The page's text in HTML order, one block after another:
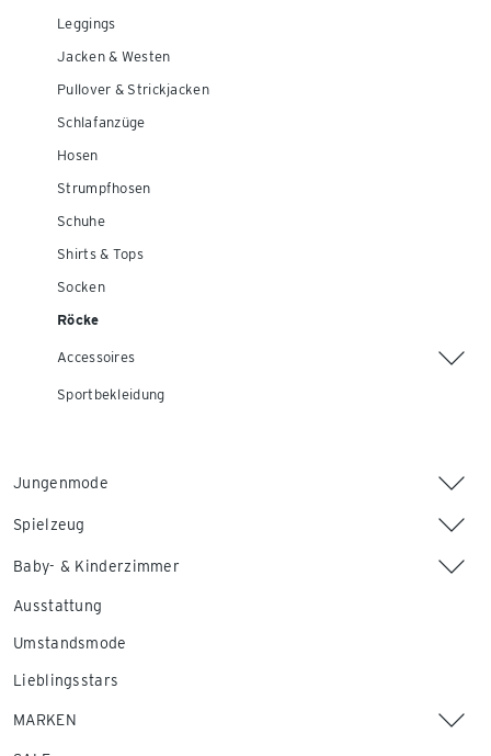
Leggings
Jacken & Westen
Pullover & Strickjacken
Schlafanzüge
Hosen
Strumpfhosen
Schuhe
Shirts & Tops
Socken
Röcke
Accessoires
Sportbekleidung
Jungenmode
Spielzeug
Baby- & Kinderzimmer
Ausstattung
Umstandsmode
Lieblingsstars
MARKEN